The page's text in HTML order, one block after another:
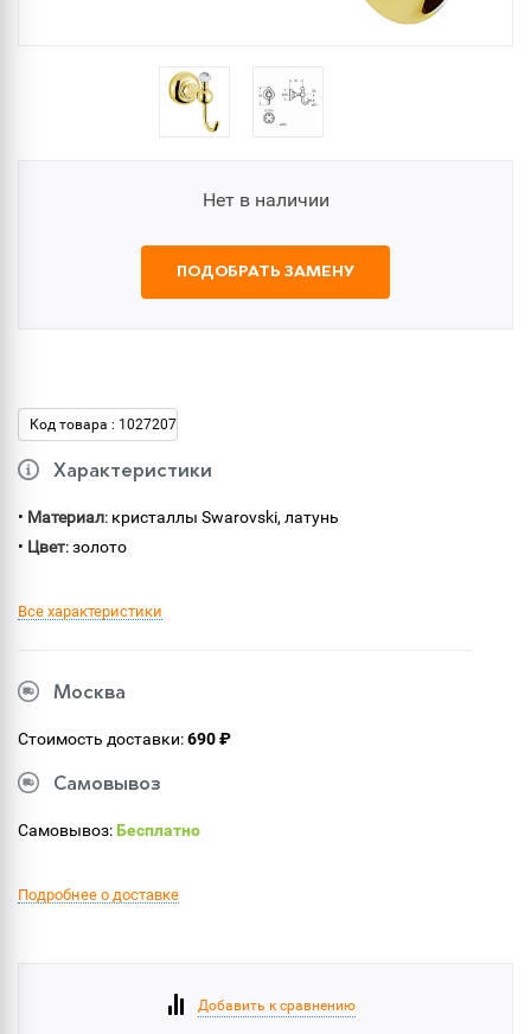
Нет в наличии
ПОДОБРАТЬ ЗАМЕНУ
Код товара : 1027207
Характеристики
• Материал: кристаллы Swarovski, латунь
• Цвет: золото
Все характеристики
Москва
Стоимость доставки:690 ₽
Самовывоз
Самовывоз:Бесплатно
Подробнее о доставке
Добавить к сравнению